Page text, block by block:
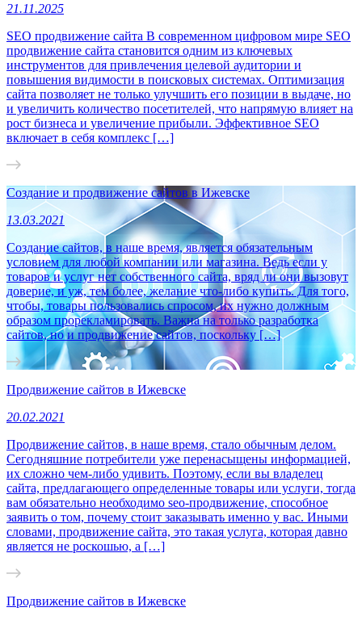
21.11.2025
SEO продвижение сайта В современном цифровом мире SEO
продвижение сайта становится одним из ключевых
инструментов для привлечения целевой аудитории и
повышения видимости в поисковых системах. Оптимизация
сайта позволяет не только улучшить его позиции в выдаче, но
и увеличить количество посетителей, что напрямую влияет на
рост бизнеса и увеличение прибыли. Эффективное SEO
включает в себя комплекс […]
Создание и продвижение сайтов в Ижевске
13.03.2021
Создание сайтов, в наше время, является обязательным
условием для любой компании или магазина. Ведь если у
товаров и услуг нет собственного сайта, вряд ли они вызовут
доверие, и уж, тем более, желание что-либо купить. Для того,
чтобы, товары пользовались спросом, их нужно должным
образом прорекламировать. Важна на только разработка
сайтов, но и продвижение сайтов, поскольку […]
Продвижение сайтов в Ижевске
20.02.2021
Продвижение сайтов, в наше время, стало обычным делом.
Сегодняшние потребители уже перенасыщены информацией,
их сложно чем-либо удивить. Поэтому, если вы владелец
сайта, предлагающего определенные товары или услуги, тогда
вам обязательно необходимо seo-продвижение, способное
заявить о том, почему стоит заказывать именно у вас. Иными
словами, продвижение сайта, это такая услуга, которая давно
является не роскошью, а […]
Продвижение сайтов в Ижевске